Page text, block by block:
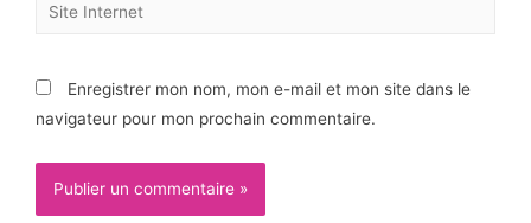
Enregistrer mon nom, mon e-mail et mon site dans le
navigateur pour mon prochain commentaire.